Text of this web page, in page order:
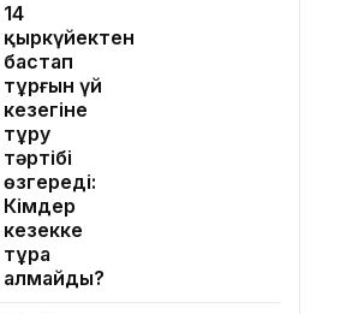
14
қыркүйектен
бастап
тұрғын үй
кезегіне
тұру
тәртібі
өзгереді:
Кімдер
кезекке
тұра
алмайды?